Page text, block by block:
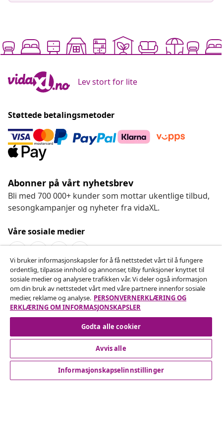
Lev stort for lite
Støttede betalingsmetoder
Abonner på vårt nyhetsbrev
Bli med 700 000+ kunder som mottar ukentlige tilbud,
sesongkampanjer og nyheter fra vidaXL.
Våre sosiale medier
Angre på kontrakten
Send inn en angrerett for bestillingen din.
Angre på kontrakten
Kundeservice
Vi bruker informasjonskapsler for å få nettstedet vårt til å fungere
ordentlig, tilpasse innhold og annonser, tilby funksjoner knyttet til
sosiale medier og analysere trafikken vår. Vi deler også informasjon
om din bruk av nettstedet vårt med våre partnere innenfor sosiale
medier, reklame og analyse. PERSONVERNERKLÆRING OG
ERKLÆRING OM INFORMASJONSKAPSLER
Godta alle cookier
Avvis alle
Informasjonskapselinnstillinger